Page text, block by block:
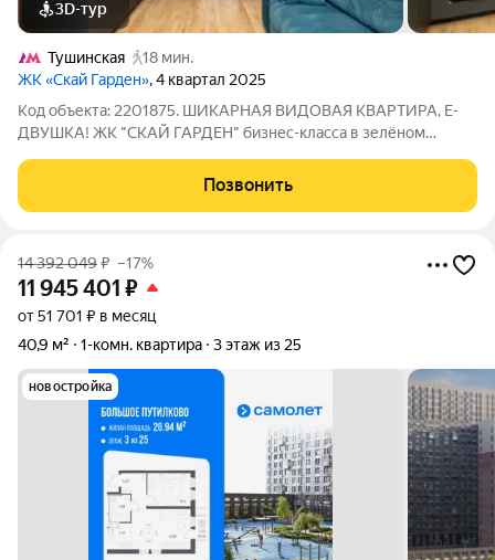
3D-тур
Тушинская
18 мин.
ЖК «Скай Гарден», 4 квартал 2025
Код объекта: 2201875. ШИКАРНАЯ ВИДОВАЯ КВАРТИРА, Е-
ДВУШКА! ЖК "СКАЙ ГАРДЕН" бизнес-класса в зелёном
Кв м, на 26 этаже 27 этажного дома! - Окна во двор и на
горизонт! - Высокие потолки - 3 м.; -
Позвонить
14 392 049₽ –17%
11 945 401 ₽
от 51 701 ₽ в месяц
40,9 м²
1-комн. квартира 3 этаж из 25
новостройка